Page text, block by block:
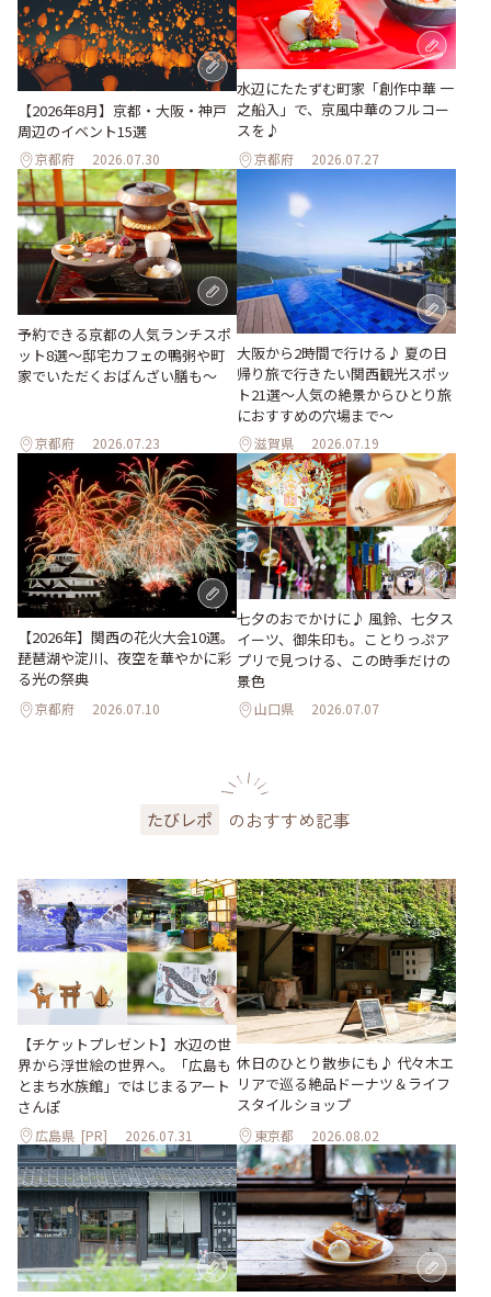
【2026年8月】京都・大阪・神戸
周辺のイベント15選
京都府 2026.07.30
水辺にたたずむ町家「創作中華 一
之船入」で、京風中華のフルコー
スを♪
京都府 2026.07.27
予約できる京都の人気ランチスポ
ット8選～邸宅カフェの鴨粥や町
家でいただくおばんざい膳も～
京都府 2026.07.23
大阪から2時間で行ける♪ 夏の日
帰り旅で行きたい関西観光スポッ
ト21選～人気の絶景からひとり旅
におすすめの穴場まで～
滋賀県 2026.07.19
【2026年】関西の花火大会10選。
琵琶湖や淀川、夜空を華やかに彩
る光の祭典
京都府 2026.07.10
七夕のおでかけに♪ 風鈴、七夕ス
イーツ、御朱印も。ことりっぷア
プリで見つける、この時季だけの
景色
山口県 2026.07.07
たびレポ のおすすめ記事
【チケットプレゼント】水辺の世
界から浮世絵の世界へ。「広島も
とまち水族館」ではじまるアート
さんぽ
広島県 [PR] 2026.07.31
休日のひとり散歩にも♪ 代々木エ
リアで巡る絶品ドーナツ＆ライフ
スタイルショップ
東京都 2026.08.02